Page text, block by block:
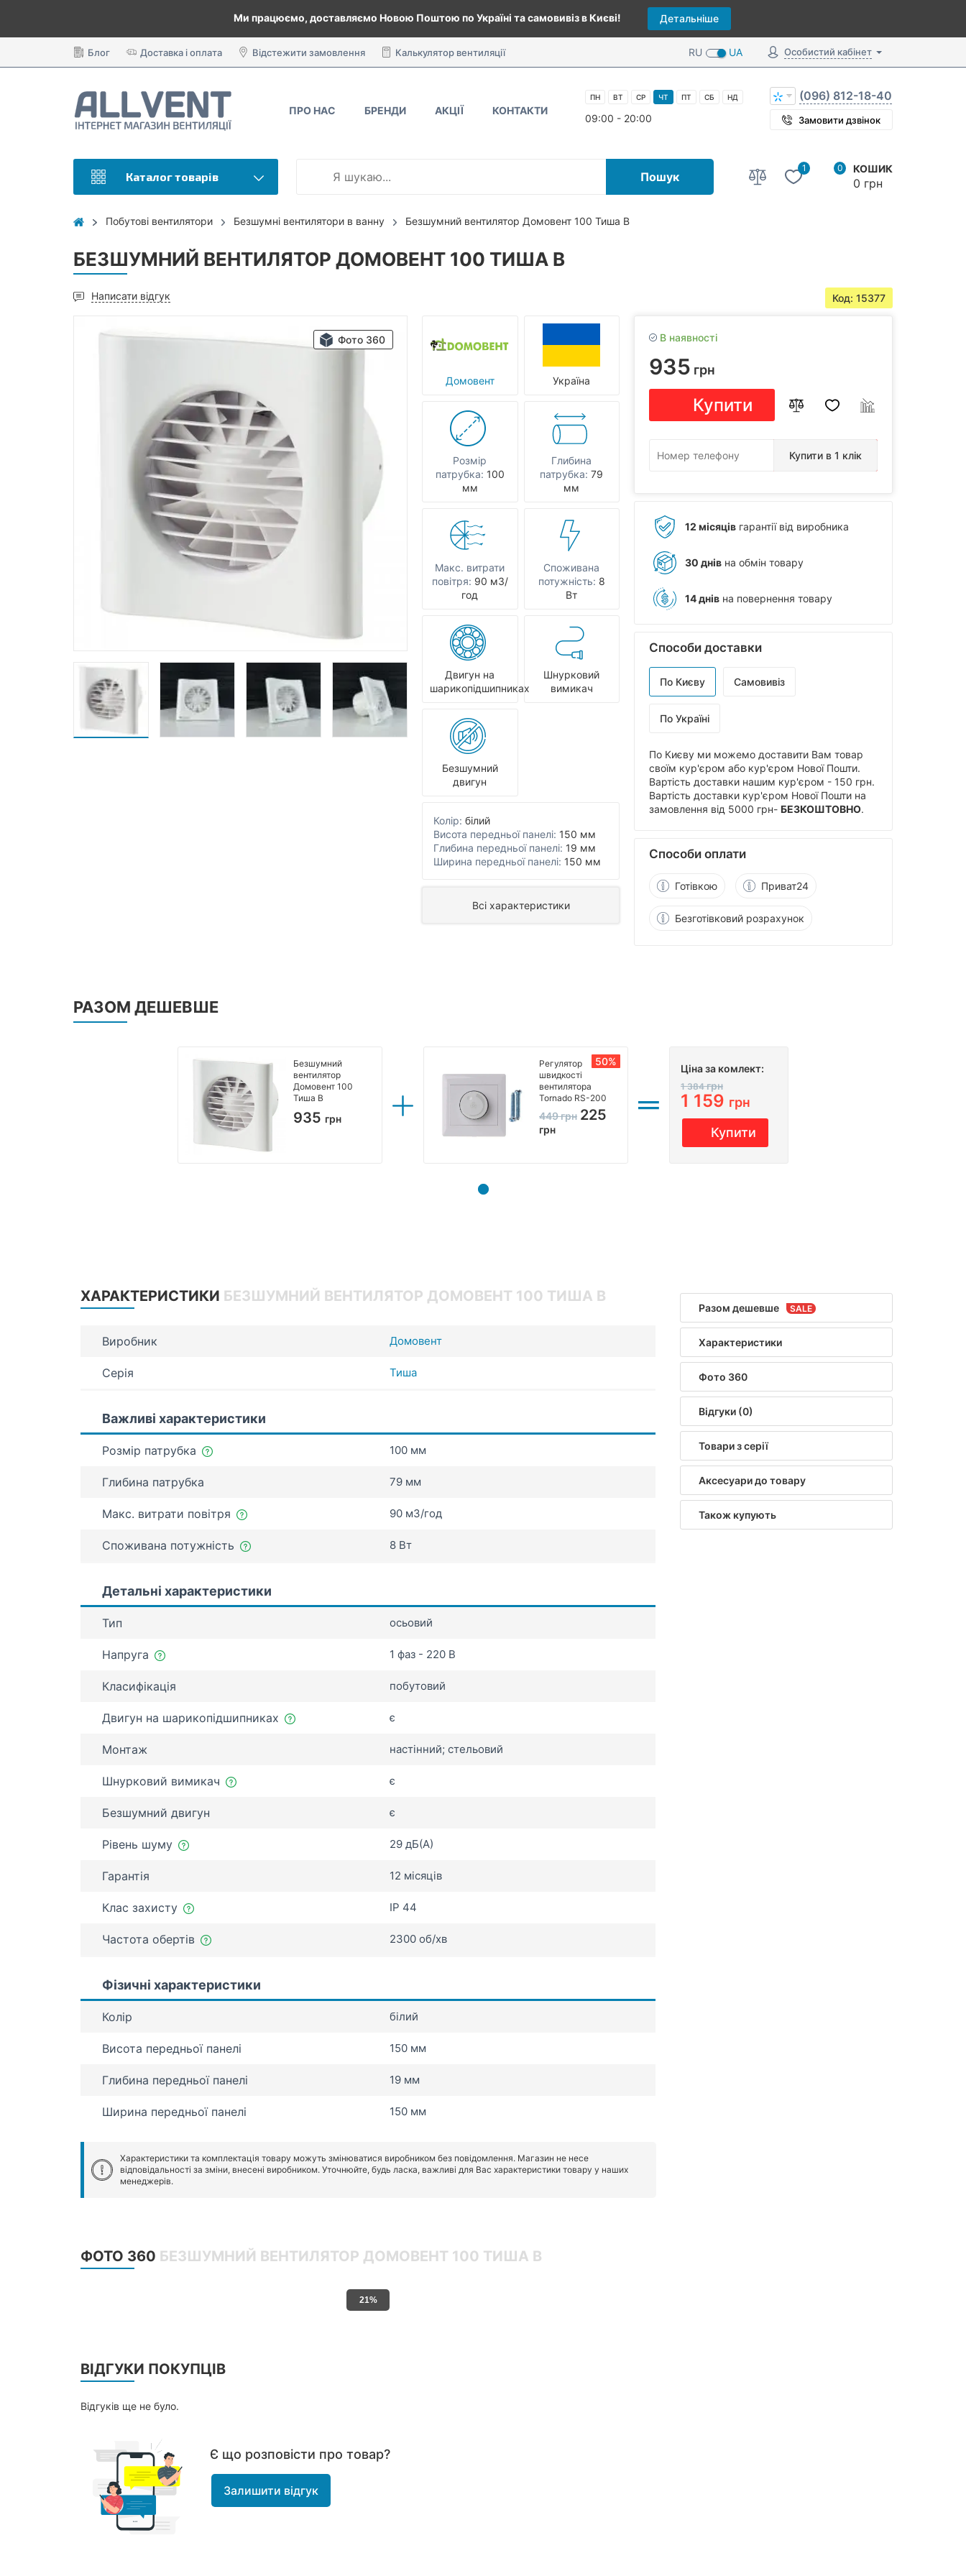
Ми працюємо, доставляємо Новою Поштою по Україні та самовивіз в Києві! Детальніше
Блог Доставка і оплата Відстежити замовлення Калькулятор вентиляції Особистий кабінет
RU UA
ПРО НАС БРЕНДИ АКЦІЇ КОНТАКТИ
ПН ВТ СР ЧТ ПТ СБ НД
09:00 - 20:00
(096) 812-18-40
Замовити дзвінок
Каталог товарів Пошук
0 КОШИК
0 грн
1
Побутові вентилятори Безшумні вентилятори в ванну Безшумний вентилятор Домовент 100 Тиша В
БЕЗШУМНИЙ ВЕНТИЛЯТОР ДОМОВЕНТ 100 ТИША В
Написати відгук Код: 15377
Фото 360
Домовент Україна
Розмір
патрубка: 100
мм
Глибина
патрубка: 79
мм
Макс. витрати
повітря: 90 мЗ/
год
Споживана
потужність: 8
Вт
Двигун на
шарикопідшипниках
Шнурковий
вимикач
Безшумний
двигун
Колір: білий
Висота передньої панелі: 150 мм
Глибина передньої панелі: 19 мм
Ширина передньої панелі: 150 мм
Всі характеристики
В наявності
935 грн
Купити
Купити в 1 клік
12 місяців гарантії від виробника
30 днів на обмін товару
14 днів на повернення товару
Способи доставки
По Києву Самовивіз
По Україні
По Києву ми можемо доставити Вам товар
своїм кур'єром або кур'єром Нової Пошти.
Вартість доставки нашим кур'єром - 150 грн.
Вартість доставки кур'єром Нової Пошти на
замовлення від 5000 грн- БЕЗКОШТОВНО.
Способи оплати
Готівкою Приват24
Безготівковий розрахунок
РАЗОМ ДЕШЕВШЕ
Безшумний
вентилятор
Домовент 100
Тиша В
935 грн
50%
Регулятор
швидкості
вентилятора
Tornado RS-200
449грн 225
грн
Ціна за комлект:
1 384грн
1 159 грн
Купити
Разом дешевше
Характеристики
Фото 360
Відгуки (0)
Товари з серії
Аксесуари до товару
Також купують
ХАРАКТЕРИСТИКИ БЕЗШУМНИЙ ВЕНТИЛЯТОР ДОМОВЕНТ 100 ТИША В
Виробник Домовент
Серія Тиша
Важливі характеристики
Розмір патрубка 100 мм
Глибина патрубка 79 мм
Макс. витрати повітря 90 мЗ/год
Споживана потужність 8 Вт
Детальні характеристики
Тип осьовий
Напруга 1 фаз - 220 В
Класифікація побутовий
Двигун на шарикопідшипниках є
Монтаж настінний; стельовий
Шнурковий вимикач є
Безшумний двигун є
Рівень шуму 29 дБ(А)
Гарантія 12 місяців
Клас захисту IP 44
Частота обертів 2300 об/хв
Фізичні характеристики
Колір білий
Висота передньої панелі 150 мм
Глибина передньої панелі 19 мм
Ширина передньої панелі 150 мм
Характеристики та комплектація товару можуть змінюватися виробником без повідомлення. Магазин не несе
відповідальності за зміни, внесені виробником. Уточнюйте, будь ласка, важливі для Вас характеристики товару у наших
менеджерів.
ФОТО 360 БЕЗШУМНИЙ ВЕНТИЛЯТОР ДОМОВЕНТ 100 ТИША В
23%
ВІДГУКИ ПОКУПЦІВ
Відгуків ще не було.
Є що розповісти про товар?
Залишити відгук